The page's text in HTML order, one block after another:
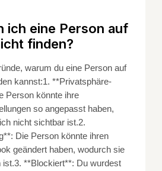
ich eine Person auf
finden?
warum du eine Person auf
kannst:1. **Privatsphäre-
Person könnte ihre
so angepasst haben,
nicht sichtbar ist.2.
Die Person könnte ihren
geändert haben, wodurch sie
ist.3. **Blockiert**: Du wurdest